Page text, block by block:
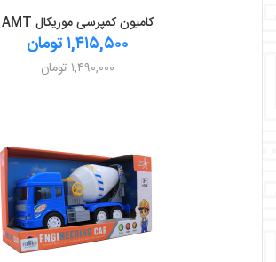
کامیون کمپرسی موزیکال AMT
۱,۴۱۵,۵۰۰ تومان
۱,۴۹۰,۰۰۰ تومان